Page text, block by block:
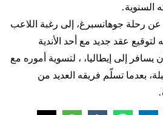
السنوية.
رحلة جوهانسبرغ، إلى رغبة اللاعب
عقد جديد مع أحد الأندية
يسافر إلى إيطاليا، ، لتسوية أموره مع
بعدما تسلّم فريقه العديد من